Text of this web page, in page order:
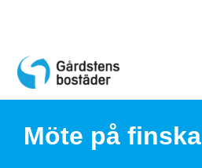
c
Möte på finska